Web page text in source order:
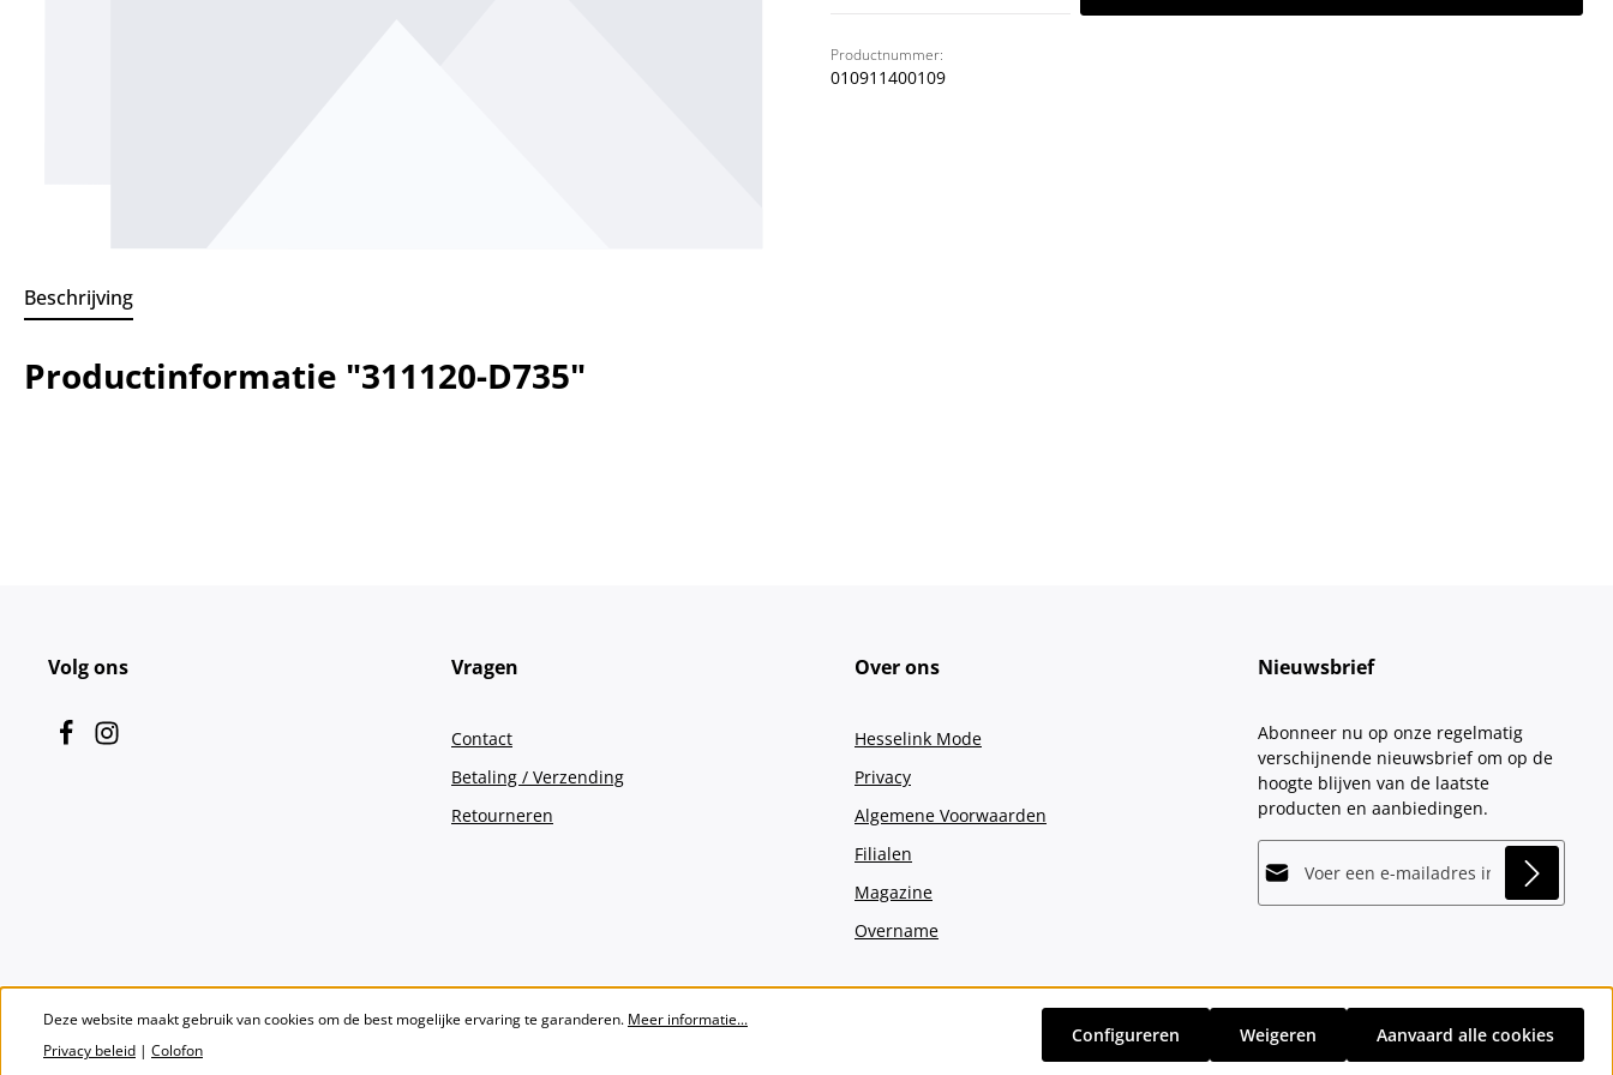
Productnummer:
010911400109
Beschrijving
Productinformatie "311120-D735"
Volg ons Vragen
Contact
Betaling / Verzending
Retourneren
Over ons
Hesselink Mode
Privacy
Algemene Voorwaarden
Filialen
Magazine
Overname
Nieuwsbrief
Abonneer nu op onze regelmatig
verschijnende nieuwsbrief om op de
hoogte blijven van de laatste
producten en aanbiedingen.
u dat u onze
gegevensbeschermingsinformatiehebt
gelezen en onze
algemene voorwaardenhebt
verzendkostenen eventuele bezorgkosten, indien niet anders vermeld.
Deze website maakt gebruik van cookies om de best mogelijke ervaring te garanderen. Meer informatie...
Privacy beleid | Colofon
Weigeren
Configureren Aanvaard alle cookies